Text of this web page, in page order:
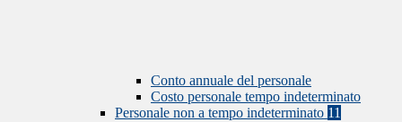
Conto annuale del personale
Costo personale tempo indeterminato
Personale non a tempo indeterminato 11